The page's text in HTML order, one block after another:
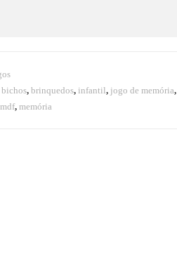
bichos, brinquedos, infantil, jogo de memória,
mdf, memória